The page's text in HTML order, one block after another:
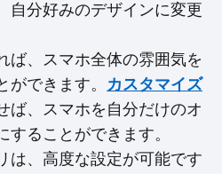
自分好みのデザインに変更
ば、スマホ全体の雰囲気を
ができます。 カスタマイズ
ば、スマホを自分だけのオ
することができます。
は、高度な設定が可能です